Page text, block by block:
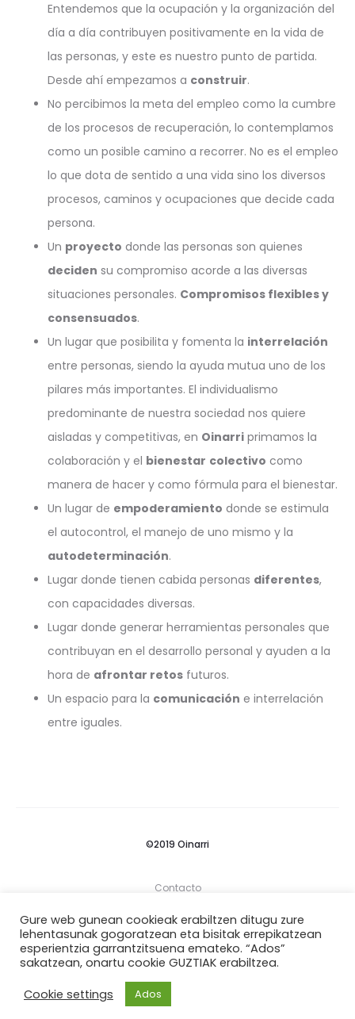
Entendemos que la ocupación y la organización del
día a día contribuyen positivamente en la vida de
las personas, y este es nuestro punto de partida.
Desde ahí empezamos a construir.
No percibimos la meta del empleo como la cumbre
de los procesos de recuperación, lo contemplamos
como un posible camino a recorrer. No es el empleo
lo que dota de sentido a una vida sino los diversos
procesos, caminos y ocupaciones que decide cada
persona.
Un proyecto donde las personas son quienes
deciden su compromiso acorde a las diversas
situaciones personales. Compromisos flexibles y
consensuados.
Un lugar que posibilita y fomenta la interrelación
entre personas, siendo la ayuda mutua uno de los
pilares más importantes. El individualismo
predominante de nuestra sociedad nos quiere
aisladas y competitivas, en Oinarri primamos la
colaboración y el bienestar colectivo como
manera de hacer y como fórmula para el bienestar.
Un lugar de empoderamiento donde se estimula
el autocontrol, el manejo de uno mismo y la
autodeterminación.
Lugar donde tienen cabida personas diferentes,
con capacidades diversas.
Lugar donde generar herramientas personales que
contribuyan en el desarrollo personal y ayuden a la
hora de afrontar retos futuros.
Un espacio para la comunicación e interrelación
entre iguales.
©2019 Oinarri
Contacto
Términos y Condiciones
Política De Privacidad
Gure web gunean cookieak erabiltzen ditugu zure
lehentasunak gogoratzean eta bisitak errepikatzean
esperientzia garrantzitsuena emateko. “Ados”
sakatzean, onartu cookie GUZTIAK erabiltzea.
Cookie settings
Ados